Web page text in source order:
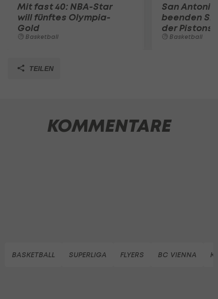
Mit fast 40: NBA-Star
will fünftes Olympia-
Gold
Basketball
San Antonio
beenden
der Pistons
Basketball
TEILEN
KOMMENTARE
BASKETBALL SUPERLIGA FLYERS BC VIENNA